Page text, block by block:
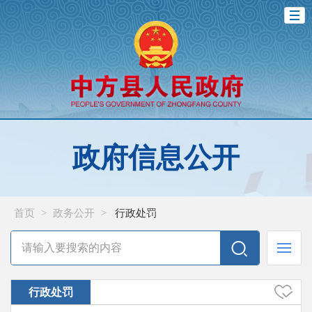
政府信息公开
首页 > 政务公开 > 行政处罚
行政处罚